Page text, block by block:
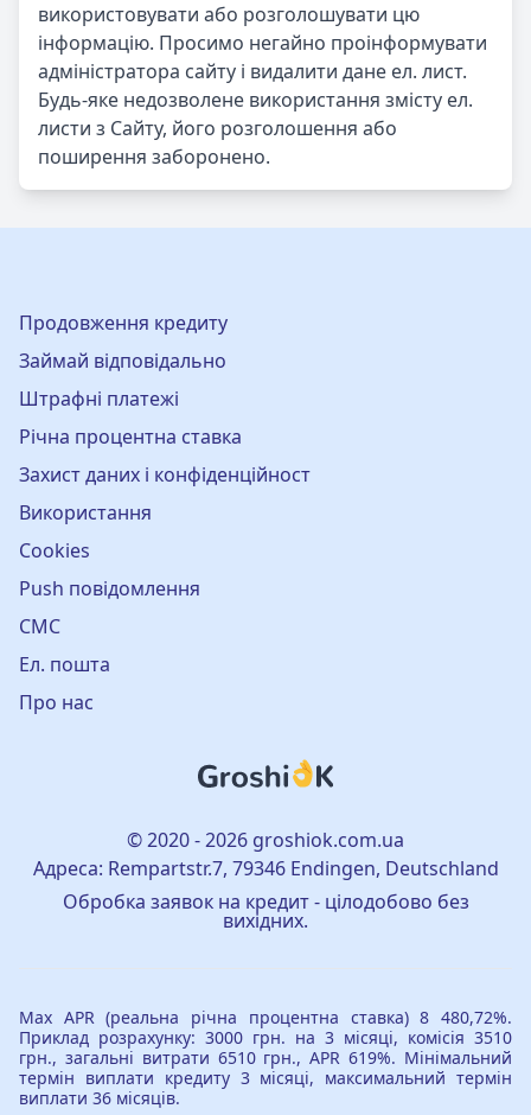
використовувати або розголошувати цю
інформацію. Просимо негайно проінформувати
адміністратора сайту і видалити дане ел. лист.
Будь-яке недозволене використання змісту ел.
листи з Сайту, його розголошення або
поширення заборонено.
Продовження кредиту
Займай відповідально
Штрафні платежі
Річна процентна ставка
Захист даних і конфіденційност
Використання
Cookies
Push повідомлення
СМС
Ел. пошта
Про нас
© 2020 - 2026 groshiok.com.ua
Адреса: Rempartstr.7, 79346 Endingen, Deutschland
Обробка заявок на кредит - цілодобово без
вихідних.
Max APR (реальна річна процентна ставка) 8 480,72%.
Приклад розрахунку: 3000 грн. на 3 місяці, комісія 3510
грн., загальні витрати 6510 грн., APR 619%. Мінімальний
термін виплати кредиту 3 місяці, максимальний термін
виплати 36 місяців.